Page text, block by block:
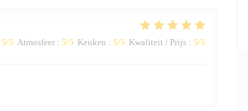
5/5 Atmosfeer: 5/5 Keuken : 5/5 Kwaliteit / Prijs: 5/5